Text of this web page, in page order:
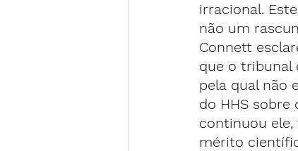
irracional.
não um
Connett
que o tribunal
pela qual não
do HHS sobre
continuou
mérito